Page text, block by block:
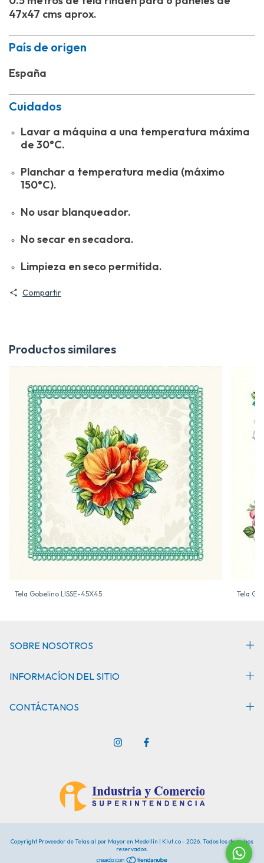
47x47 cms aprox.
País de origen
España
Cuidados
Lavar a máquina a una temperatura máxima
de 30°C.
Planchar a temperatura media (máximo
150°C).
No usar blanqueador.
No secar en secadora.
Limpieza en seco permitida.
Compartir
Productos similares
Tela Gobelino LISSE-45X45 Tela
SOBRE NOSOTROS
INFORMACÍON DEL SITIO
CONTÁCTANOS
Copyright Proveedor de Telas al por Mayor en Medellín | Klut.co - 2026. Todos los derechos
reservados.